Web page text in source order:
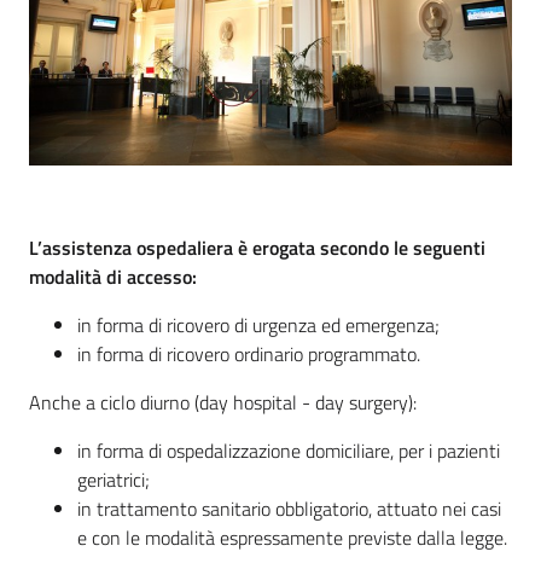
Mappa
degli
Stakeholders
su
L’assistenza ospedaliera è erogata secondo le seguenti
modalità di accesso:
in forma di ricovero di urgenza ed emergenza;
in forma di ricovero ordinario programmato.
Anche a ciclo diurno (day hospital - day surgery):
in forma di ospedalizzazione domiciliare, per i pazienti
geriatrici;
in trattamento sanitario obbligatorio, attuato nei casi
e con le modalità espressamente previste dalla legge.